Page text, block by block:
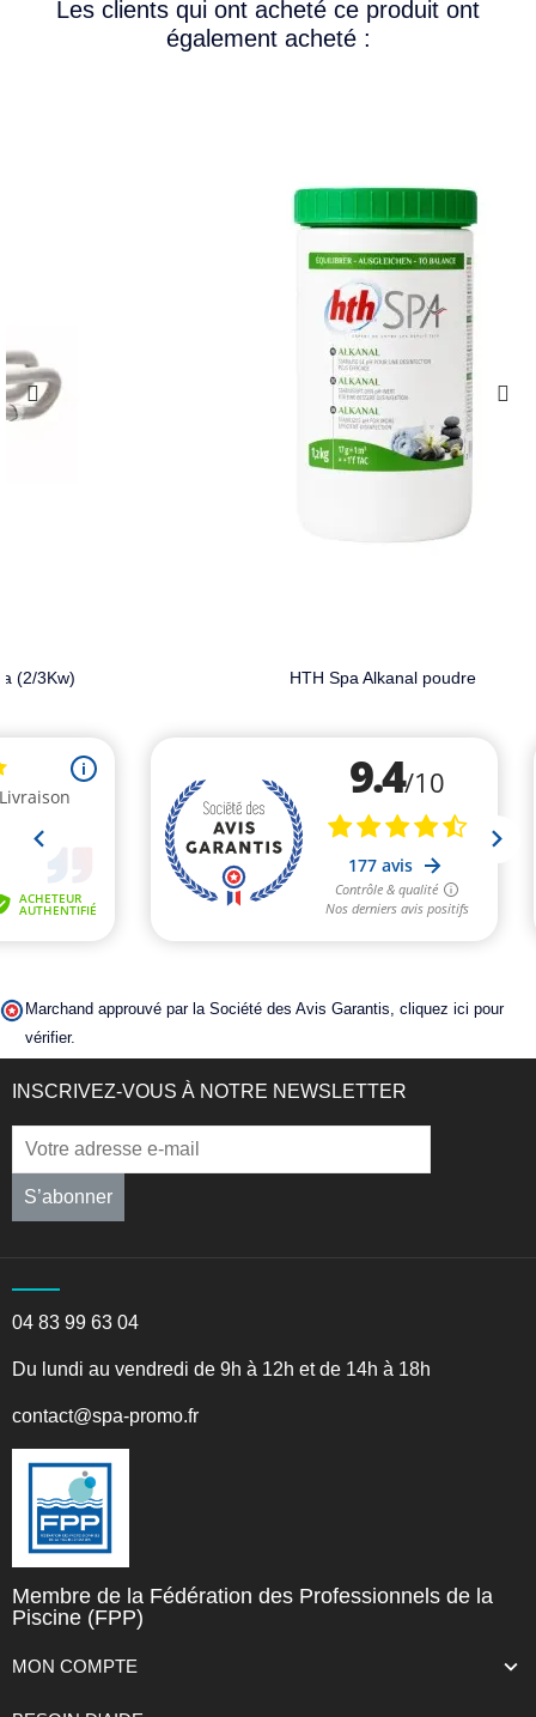
Les clients qui ont acheté ce produit ont
également acheté :
HTH Spa Alkanal poudre
Marchand approuvé par la Société des Avis Garantis, cliquez ici pour
vérifier.
INSCRIVEZ-VOUS À NOTRE NEWSLETTER
S’abonner
04 83 99 63 04
Du lundi au vendredi de 9h à 12h et de 14h à 18h
contact@spa-promo.fr
Membre de la Fédération des Professionnels de la
Piscine (FPP)
MON COMPTE